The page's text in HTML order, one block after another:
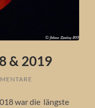
& 2019
war die längste